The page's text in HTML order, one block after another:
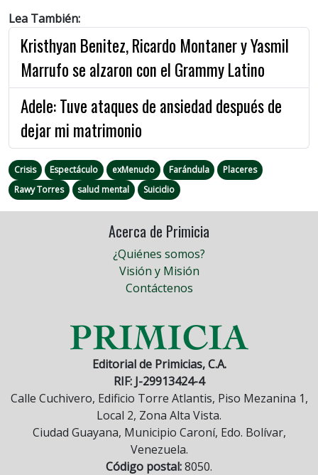
Lea También:
Kristhyan Benitez, Ricardo Montaner y Yasmil
Marrufo se alzaron con el Grammy Latino
Adele: Tuve ataques de ansiedad después de
dejar mi matrimonio
Crisis Espectáculo exMenudo Farándula
Placeres
Rawy Torres
salud mental Suicidio
Acerca de Primicia
¿Quiénes somos?
Visión y Misión
Contáctenos
Editorial de Primicias, C.A.
RIF: J-29913424-4
Calle Cuchivero, Edificio Torre Atlantis, Piso Mezanina 1,
Local 2, Zona Alta Vista.
Ciudad Guayana, Municipio Caroní, Edo. Bolívar,
Venezuela.
Código postal:8050.